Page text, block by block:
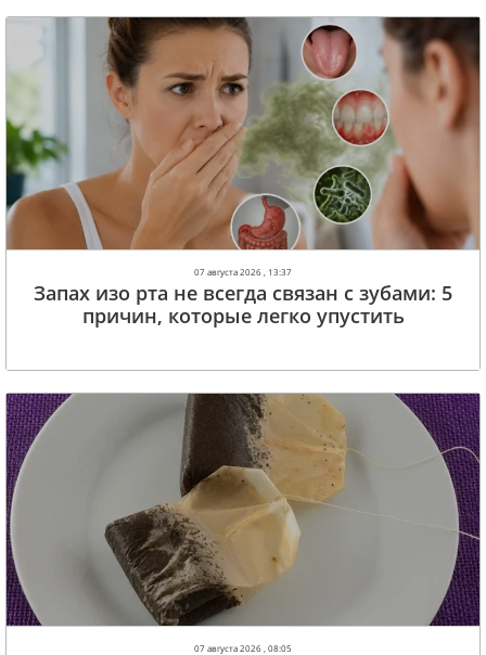
07 августа 2026 , 13:37
Запах изо рта не всегда связан с зубами: 5
причин, которые легко упустить
07 августа 2026 , 08:05